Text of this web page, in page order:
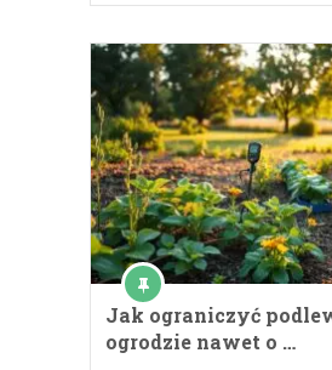
Jak ograniczyć
ogrodzie nawet o …